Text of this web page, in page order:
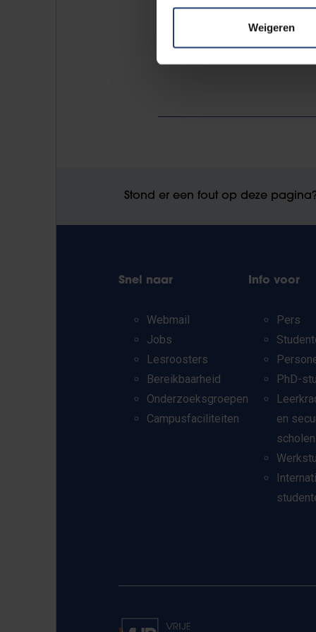
Weigeren
Stond er een fout op deze
Snel naar
Webmail
Jobs
Lesroosters
Bereikbaarheid
Onderzoeksgroepen
Campusfaciliteiten
Info voor
Pers
PhD-
en
scholen